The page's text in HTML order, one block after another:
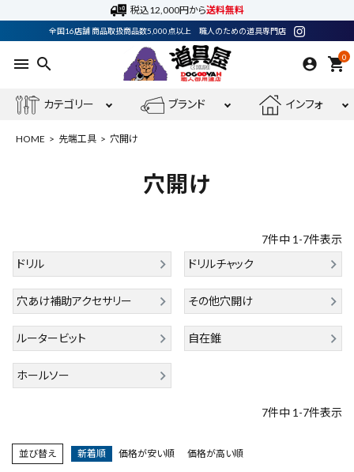
税込12,000円から送料無料
全国16店舗 商品取扱商品数5,000点以上 職人のための道具専門店
menu search 0
shopping_cart
カテゴリー ブランド インフォ
meeting_room ログイン 会員登録
電動工具
エアー工具・機械工具
作業工具・大工道具
HOME 先端工具 穴開け
穴開け
7件中 1 -7件表示
ドリル
ドリルチャック
穴あけ補助アクセサリー その他穴開け
ルータービット 自在錐
ホールソー
7件中 1 -7件表示
並び替え 新着順 価格が安い順 価格が高い順